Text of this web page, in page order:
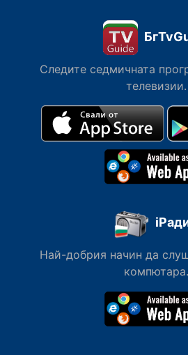
Следите седмичната
телевизии.
Най-добрия начин да
компютара.